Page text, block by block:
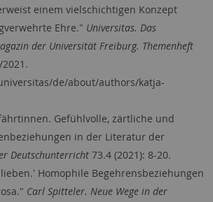
einem vielschichtigen Konzept
Ehre." Universitas. Das
der Universität Freiburg. Themenheft
de/about/authors/katja-
Gefühlvolle, zärtliche und
in der Literatur der
Deutschunterricht73.4 (2021): 8-20.
Homophile Begehrensbeziehungen
Carl Spitteler. Neue Wege in der